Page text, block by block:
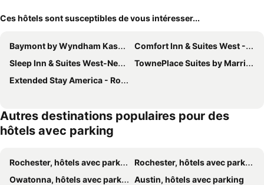
Ces hôtels sont susceptibles de vous intéresser...
Baymont by Wyndham Kasson Rochester Area
Comfort Inn & Suites West - Medical Center
Sleep Inn & Suites West-Near Medical Center
TownePlace Suites by Marriott Rochester
Extended Stay America - Rochester - North
Autres destinations populaires pour des
hôtels avec parking
Rochester, hôtels avec parking
Rochester, hôtels avec parking
Owatonna, hôtels avec parking
Austin, hôtels avec parking